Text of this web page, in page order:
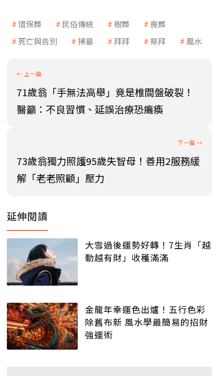
環保葬 民俗傳統 樹葬
喪葬
死亡與告別
掃墓 拜拜 祭拜 風水
71歲翁「手無法高舉」竟是椎間盤破裂！
醫籲：不良習慣、延誤治療恐癱瘓
73歲翁獨力照護95歲失智母！善用2服務緩
解「老老照顧」壓力
延伸閱讀
大雪過後運勢好轉！7生肖「越
動越有財」收穫滿滿
金龍年幸運色出爐！五行色彩
除舊布新 風水學最簡易的招財
強運術